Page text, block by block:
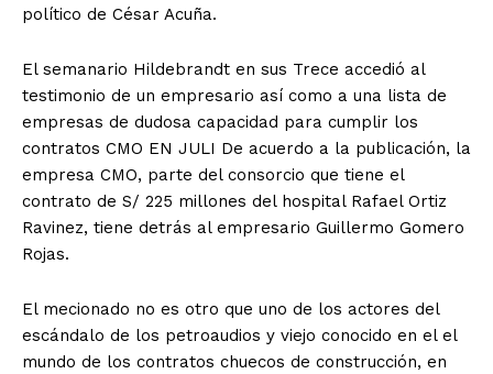
político de César Acuña.
El semanario Hildebrandt en sus Trece accedió al
testimonio de un empresario así como a una lista de
empresas de dudosa capacidad para cumplir los
contratos CMO EN JULI De acuerdo a la publicación, la
empresa CMO, parte del consorcio que tiene el
contrato de S/ 225 millones del hospital Rafael Ortiz
Ravinez, tiene detrás al empresario Guillermo Gomero
Rojas.
El mecionado no es otro que uno de los actores del
escándalo de los petroaudios y viejo conocido en el el
mundo de los contratos chuecos de construcción, en